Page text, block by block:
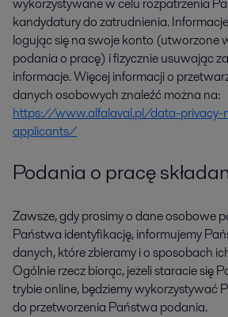
kandydatury do zatrudnienia.
logując się na swoje konto (utworzone
podania o pracę) i fizycznie usuwając
informacje. Więcej informacji o
danych osobowych znaleźć można na:
https://www.alfalaval.pl/data-privacy-
applicants/
Podania o pracę
Zawsze, gdy prosimy o dane osobowe
Państwa identyfikację, informujemy
danych, które zbieramy i o sposobach
Ogólnie rzecz biorąc, jeżeli staracie się
trybie online, będziemy wykorzystywać
do przetworzenia Państwa podania.